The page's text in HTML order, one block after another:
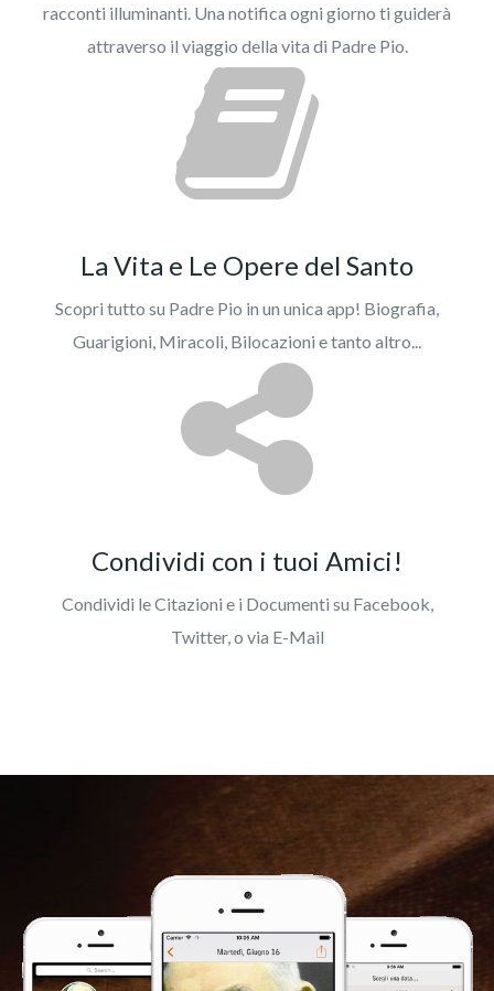
racconti illuminanti. Una notifica ogni giorno ti guiderà
attraverso il viaggio della vita di Padre Pio.
La Vita e Le Opere del Santo
Scopri tutto su Padre Pio in un unica app! Biografia,
Guarigioni, Miracoli, Bilocazioni e tanto altro...
Condividi con i tuoi Amici!
Condividi le Citazioni e i Documenti su Facebook,
Twitter, o via E-Mail